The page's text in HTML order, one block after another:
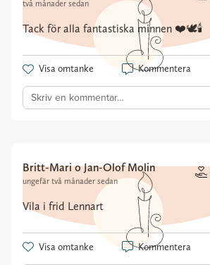
två månader sedan
Tack för alla fantastiska minnen ❤️🕊🕯
Visa omtanke Kommentera
Skriv en kommentar…
Britt-Mari o Jan-Olof Molin
ungefär två månader sedan
Vila i frid Lennart
Visa omtanke Kommentera